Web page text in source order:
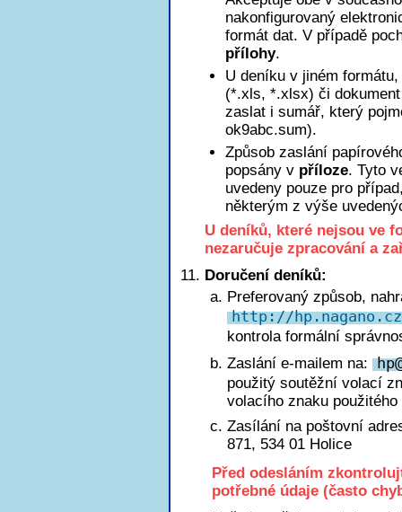
nakonfigurovaný
formát dat. V případě
přílohy.
U deníku v jiném
(*.xls, *.xlsx) či
zaslat i sumář, který
ok9abc.sum).
Způsob zaslání
popsány v příloze. Tyto
uvedeny pouze pro
některým z výše
U deníků, které nejsou ve
nezaručuje zpracování a
Doručení deníků:
Preferovaný způsob,
http://
kontrola formální
Zaslání e-mailem na: h
použitý soutěžní volací
volacího znaku
Zasílání na poštovní
871, 534 01 Holice
Před odesláním
potřebné údaje (často